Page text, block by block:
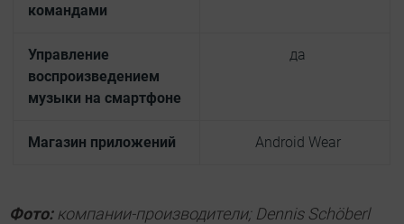
командами
Управление
воспроизведением
музыки на смартфоне
да
Магазин приложений Android Wear
Фото:компании-производители; Dennis Schöberl